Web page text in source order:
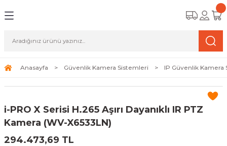
Sistemleri
Sistemleri (Network Kameraları)
ve Depolama Çözümleri
ve Bağlantı Kabloları
Güvenlik
Duvarı) Cihazları
Ağ Yönlendiricileri
Fi) ve Access Point Ürünleri
ve Depolama Ürünleri
SSD
Kurtarma
Anasayfa Güvenlik Kamera Sistemleri IP Güvenlik Kamera
i-PRO X Serisi H.265 Aşırı Dayanıklı IR PTZ
Kamera (WV-X6533LN)
294.473,69 TL